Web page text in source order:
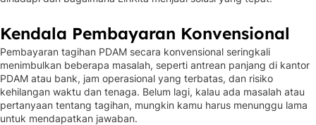
Kendala Pembayaran Konvensional
Pembayaran tagihan PDAM secara konvensional seringkali
menimbulkan beberapa masalah, seperti antrean panjang di kantor
PDAM atau bank, jam operasional yang terbatas, dan risiko
kehilangan waktu dan tenaga. Belum lagi, kalau ada masalah atau
pertanyaan tentang tagihan, mungkin kamu harus menunggu lama
untuk mendapatkan jawaban.